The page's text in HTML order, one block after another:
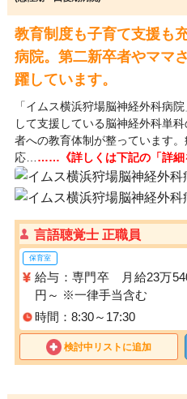
教育制度も子育て支援も
病院。第二新卒者やママ
躍しています。
「イムス横浜狩場脳神経外科病
して支援している脳神経外科単
者への教育体制が整っています
応… ……《詳しくは下記の「詳細
言語聴覚士 正職員
保育室
給与：専門卒 月給23万
円～ ※一律手当含む
時間：8:30～17:30
検討中リストに追加